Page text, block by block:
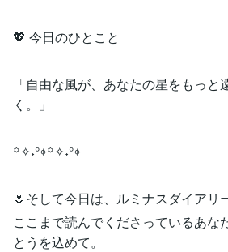
💖 今日のひとこと
「自由な風が、あなたの星をもっと
く。」
꙳✧˖°⌖꙳✧˖°⌖
🌷そして今日は、ルミナスダイアリ
ここまで読んでくださっているあな
とうを込めて。